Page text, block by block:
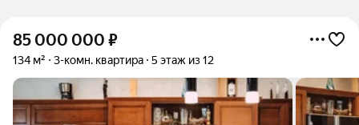
85 000 000 ₽
134 м² 3-комн. квартира 5 этаж из 12